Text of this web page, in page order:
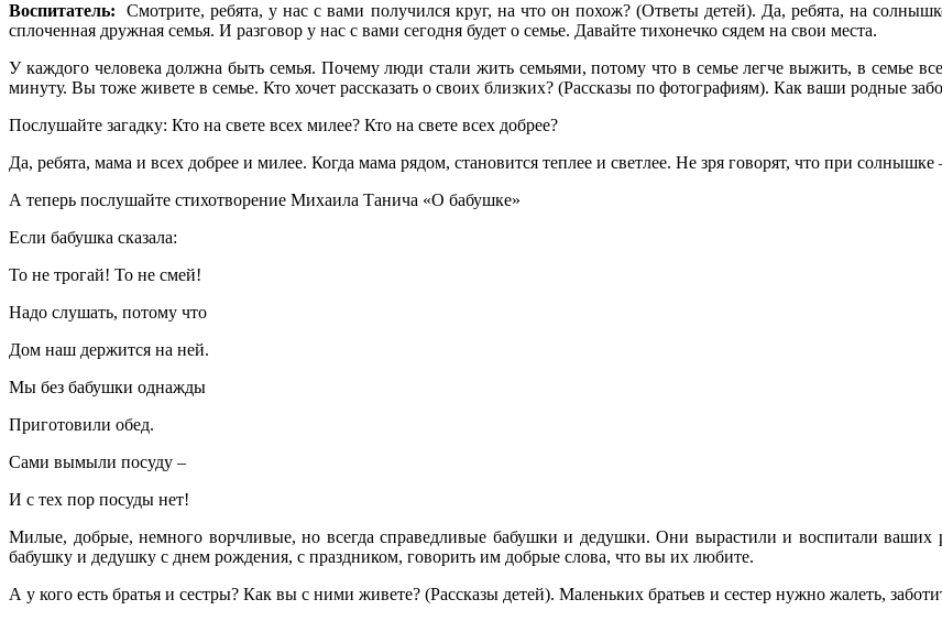
Воспитатель: Смотрите, ребята, у нас с вами получился круг, на что он похож? (Ответы детей). Да, ребята, на
сплоченная дружная семья. И разговор у нас с вами сегодня будет о семье. Давайте тихонечко сядем на свои места.
У каждого человека должна быть семья. Почему люди стали жить семьями, потому что в семье легче выжить, в семье
минуту. Вы тоже живете в семье. Кто хочет рассказать о своих близких? (Рассказы по фотографиям). Как ваши родные
Послушайте загадку: Кто на свете всех милее? Кто на свете всех добрее?
Да, ребята, мама и всех добрее и милее. Когда мама рядом, становится теплее и светлее. Не зря говорят, что при
А теперь послушайте стихотворение Михаила Танича «О бабушке»
Если бабушка сказала:
То не трогай! То не смей!
Надо слушать, потому что
Дом наш держится на ней.
Мы без бабушки однажды
Приготовили обед.
Сами вымыли посуду –
И с тех пор посуды нет!
Милые, добрые, немного ворчливые, но всегда справедливые бабушки и дедушки. Они вырастили и воспитали ваших
бабушку и дедушку с днем рождения, с праздником, говорить им добрые слова, что вы их любите.
А у кого есть братья и сестры? Как вы с ними живете? (Рассказы детей). Маленьких братьев и сестер нужно жалеть,